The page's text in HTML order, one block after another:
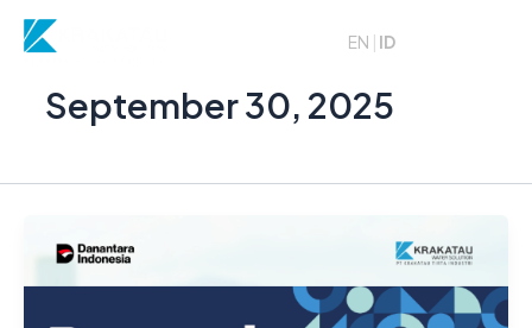
EN ID
September 30, 2025